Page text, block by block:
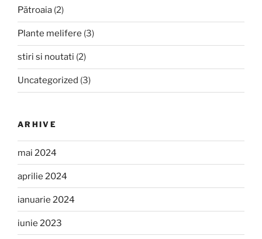
Pătroaia (2)
Plante melifere (3)
stiri si noutati (2)
Uncategorized (3)
ARHIVE
mai 2024
aprilie 2024
ianuarie 2024
iunie 2023